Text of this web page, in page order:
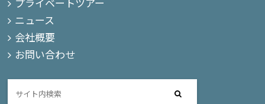
ニュース
会社概要
お問い合わせ